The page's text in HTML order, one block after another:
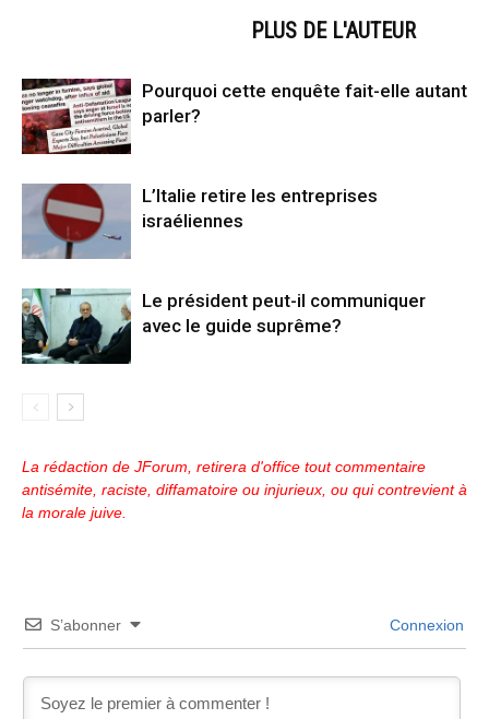
PLUS DE L'AUTEUR
Pourquoi cette enquête fait-elle autant
parler?
L’Italie retire les entreprises
israéliennes
Le président peut-il communiquer
avec le guide suprême?
La rédaction de JForum, retirera d'office tout commentaire
antisémite, raciste, diffamatoire ou injurieux, ou qui contrevient à
la morale juive.
S’abonner Connexion